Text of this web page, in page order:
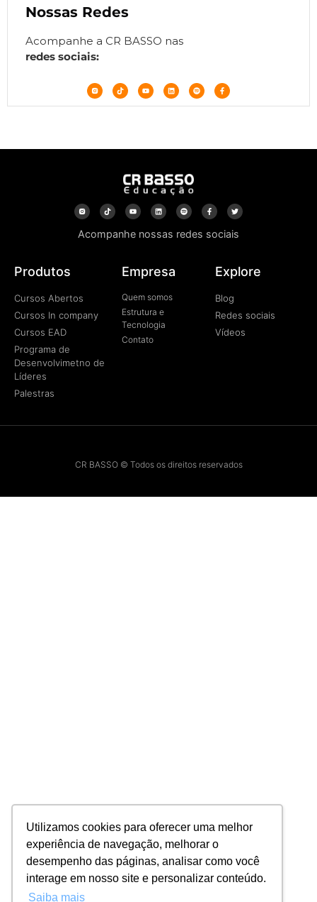
Utilizamos cookies para oferecer uma melhor
experiência de navegação, melhorar o
desempenho das páginas, analisar como você
interage em nosso site e personalizar conteúdo.
Saiba mais
Nossas Redes
Acompanhe a CR BASSO nas
redes sociais:
Acompanhe nossas redes sociais
Produtos
Cursos Abertos
Cursos In company
Cursos EAD
Programa de
Desenvolvimetno de
Líderes
Palestras
Empresa
Quem somos
Estrutura e
Tecnologia
Contato
Explore
Blog
Redes sociais
Vídeos
CR BASSO © Todos os direitos reservados